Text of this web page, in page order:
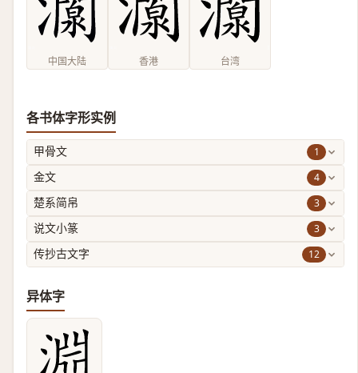
中国大陆 香港 台湾
各书体字形实例
甲骨文 1
金文 4
楚系简帛 3
说文小篆 3
传抄古文字 12
异体字